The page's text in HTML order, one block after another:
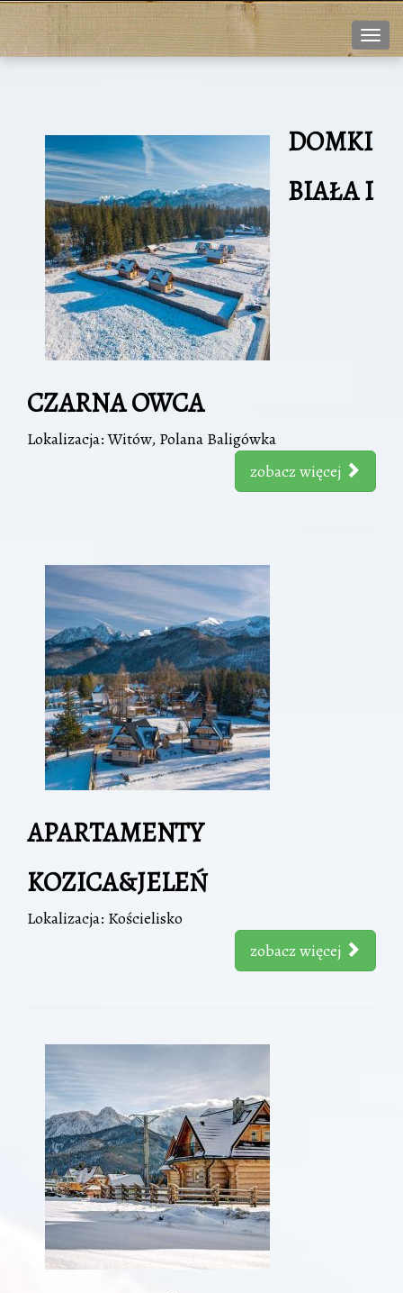
DOMKI
BIAŁA I
CZARNA OWCA
Lokalizacja: Witów, Polana Baligówka
zobacz więcej
APARTAMENTY
KOZICA&JELEŃ
Lokalizacja: Kościelisko
zobacz więcej